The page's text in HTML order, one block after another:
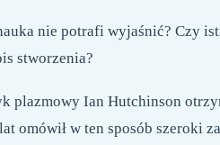
nie potrafi wyjaśnić? Czy
stworzenia?
plazmowy Ian Hutchinson
omówił w ten sposób szeroki